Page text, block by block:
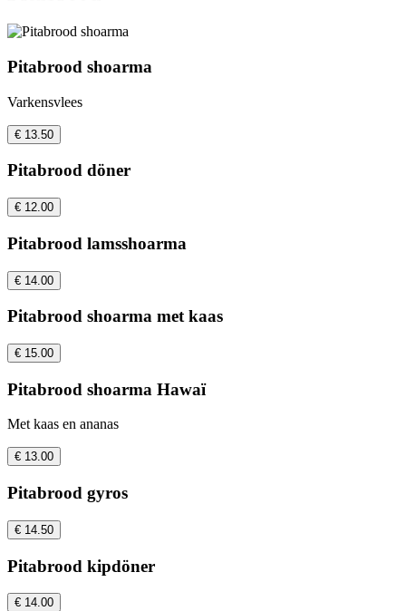
Pitabrood shoarma
Varkensvlees
€ 13.50
Pitabrood döner
€ 12.00
Pitabrood lamsshoarma
€ 14.00
Pitabrood shoarma met kaas
€ 15.00
Pitabrood shoarma Hawaï
Met kaas en ananas
€ 13.00
Pitabrood gyros
€ 14.50
Pitabrood kipdöner
€ 14.00